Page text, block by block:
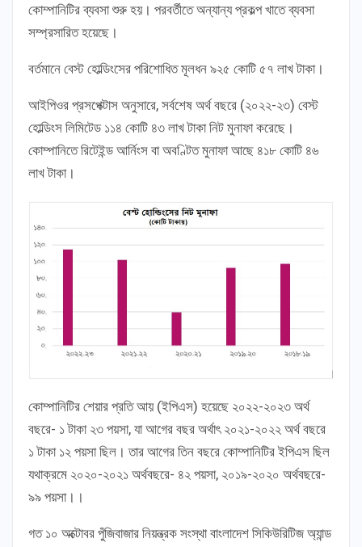
কোম্পানিটির ব্যবসা শুরু হয়। পরবর্তীতে অন্যান্য প্রকল্প খাতে ব্যবসা
সম্প্রসারিত হয়েছে।
বর্তমানে বেস্ট হোল্ডিংসের পরিশোধিত মূলধন ৯২৫ কোটি ৫৭ লাখ টাকা।
আইপিওর প্রসপেক্টাস অনুসারে, সর্বশেষ অর্থ বছরে (২০২২-২৩) বেস্ট
হোল্ডিংস লিমিটেড ১১৪ কোটি ৪৩ লাখ টাকা নিট মুনাফা করেছে।
কোম্পানিতে রিটেইন্ড আর্নিংস বা অবণ্টিত মুনাফা আছে ৪১৮ কোটি ৪৬
লাখ টাকা।
কোম্পানিটির শেয়ার প্রতি আয় (ইপিএস) হয়েছে ২০২২-২০২৩ অর্থ
বছরে- ১ টাকা ২৩ পয়সা, যা আগের বছর অর্থাৎ ২০২১-২০২২ অর্থ বছরে
১ টাকা ১২ পয়সা ছিল। তার আগের তিন বছরে কোম্পানিটির ইপিএস ছিল
যথাক্রমে ২০২০-২০২১ অর্থবছরে- ৪২ পয়সা, ২০১৯-২০২০ অর্থবছরে-
৯৯ পয়সা।।
গত ১০ অক্টোবর পুঁজিবাজার নিয়ন্ত্রক সংস্থা বাংলাদেশ সিকিউরিটিজ অ্যান্ড